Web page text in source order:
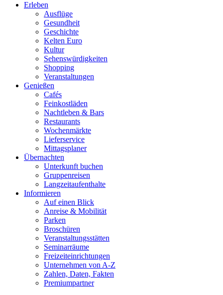
Erleben
Ausflüge
Gesundheit
Geschichte
Kelten Euro
Kultur
Sehenswürdigkeiten
Shopping
Veranstaltungen
Genießen
Cafés
Feinkostläden
Nachtleben & Bars
Restaurants
Wochenmärkte
Lieferservice
Mittagsplaner
Übernachten
Unterkunft buchen
Gruppenreisen
Langzeitaufenthalte
Informieren
Auf einen Blick
Anreise & Mobilität
Parken
Broschüren
Veranstaltungsstätten
Seminarräume
Freizeiteinrichtungen
Unternehmen von A-Z
Zahlen, Daten, Fakten
Premiumpartner